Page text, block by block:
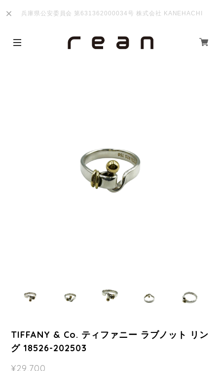
兵庫県公安委員会 第631362000034号 株式会社 KANEHACHI
TIFFANY & Co. ティファニー ラブノット リン
グ 18526-202503
¥29,700